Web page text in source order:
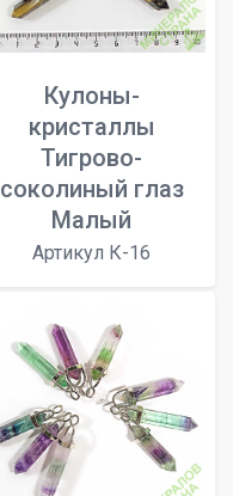
Кулоны-
кристаллы
Тигрово-
соколиный глаз
Малый
Артикул К-16